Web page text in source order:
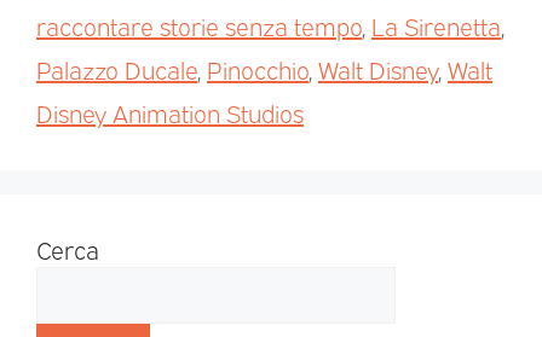
raccontare storie senza tempo La Sirenetta
Palazzo Ducale Pinocchio Walt Disney, Walt
Disney Animation Studios
Cerca